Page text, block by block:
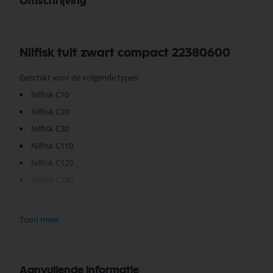
Nilfisk tuit zwart compact 22380600
Geschikt voor de volgende types:
Nilfisk C10
Nilfisk C20
Nilfisk C30
Nilfisk C110
Nilfisk C120
Toon meer
Aanvullende informatie